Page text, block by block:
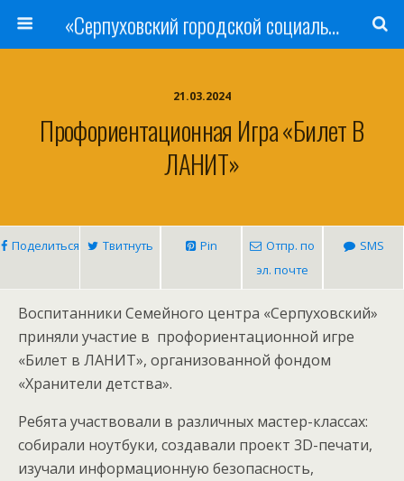
«Серпуховский городской социально-реабилитационный Центр для несовершеннолетних»
21.03.2024
Профориентационная Игра «Билет В
ЛАНИТ»
Поделиться Твитнуть Pin
Отпр. по
эл. почте
SMS
Воспитанники Семейного центра «Серпуховский»
приняли участие в профориентационной игре
«Билет в ЛАНИТ», организованной фондом
«Хранители детства».
Ребята участвовали в различных мастер-классах:
собирали ноутбуки, создавали проект 3D-печати,
изучали информационную безопасность,